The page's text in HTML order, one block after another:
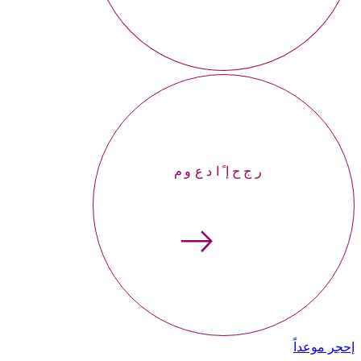
إحجر موعداً
إحجر موعداً